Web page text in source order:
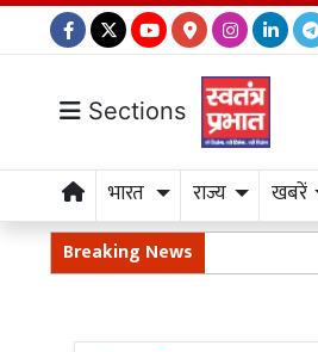
Sections
भारत राज्य खबरें
Breaking News